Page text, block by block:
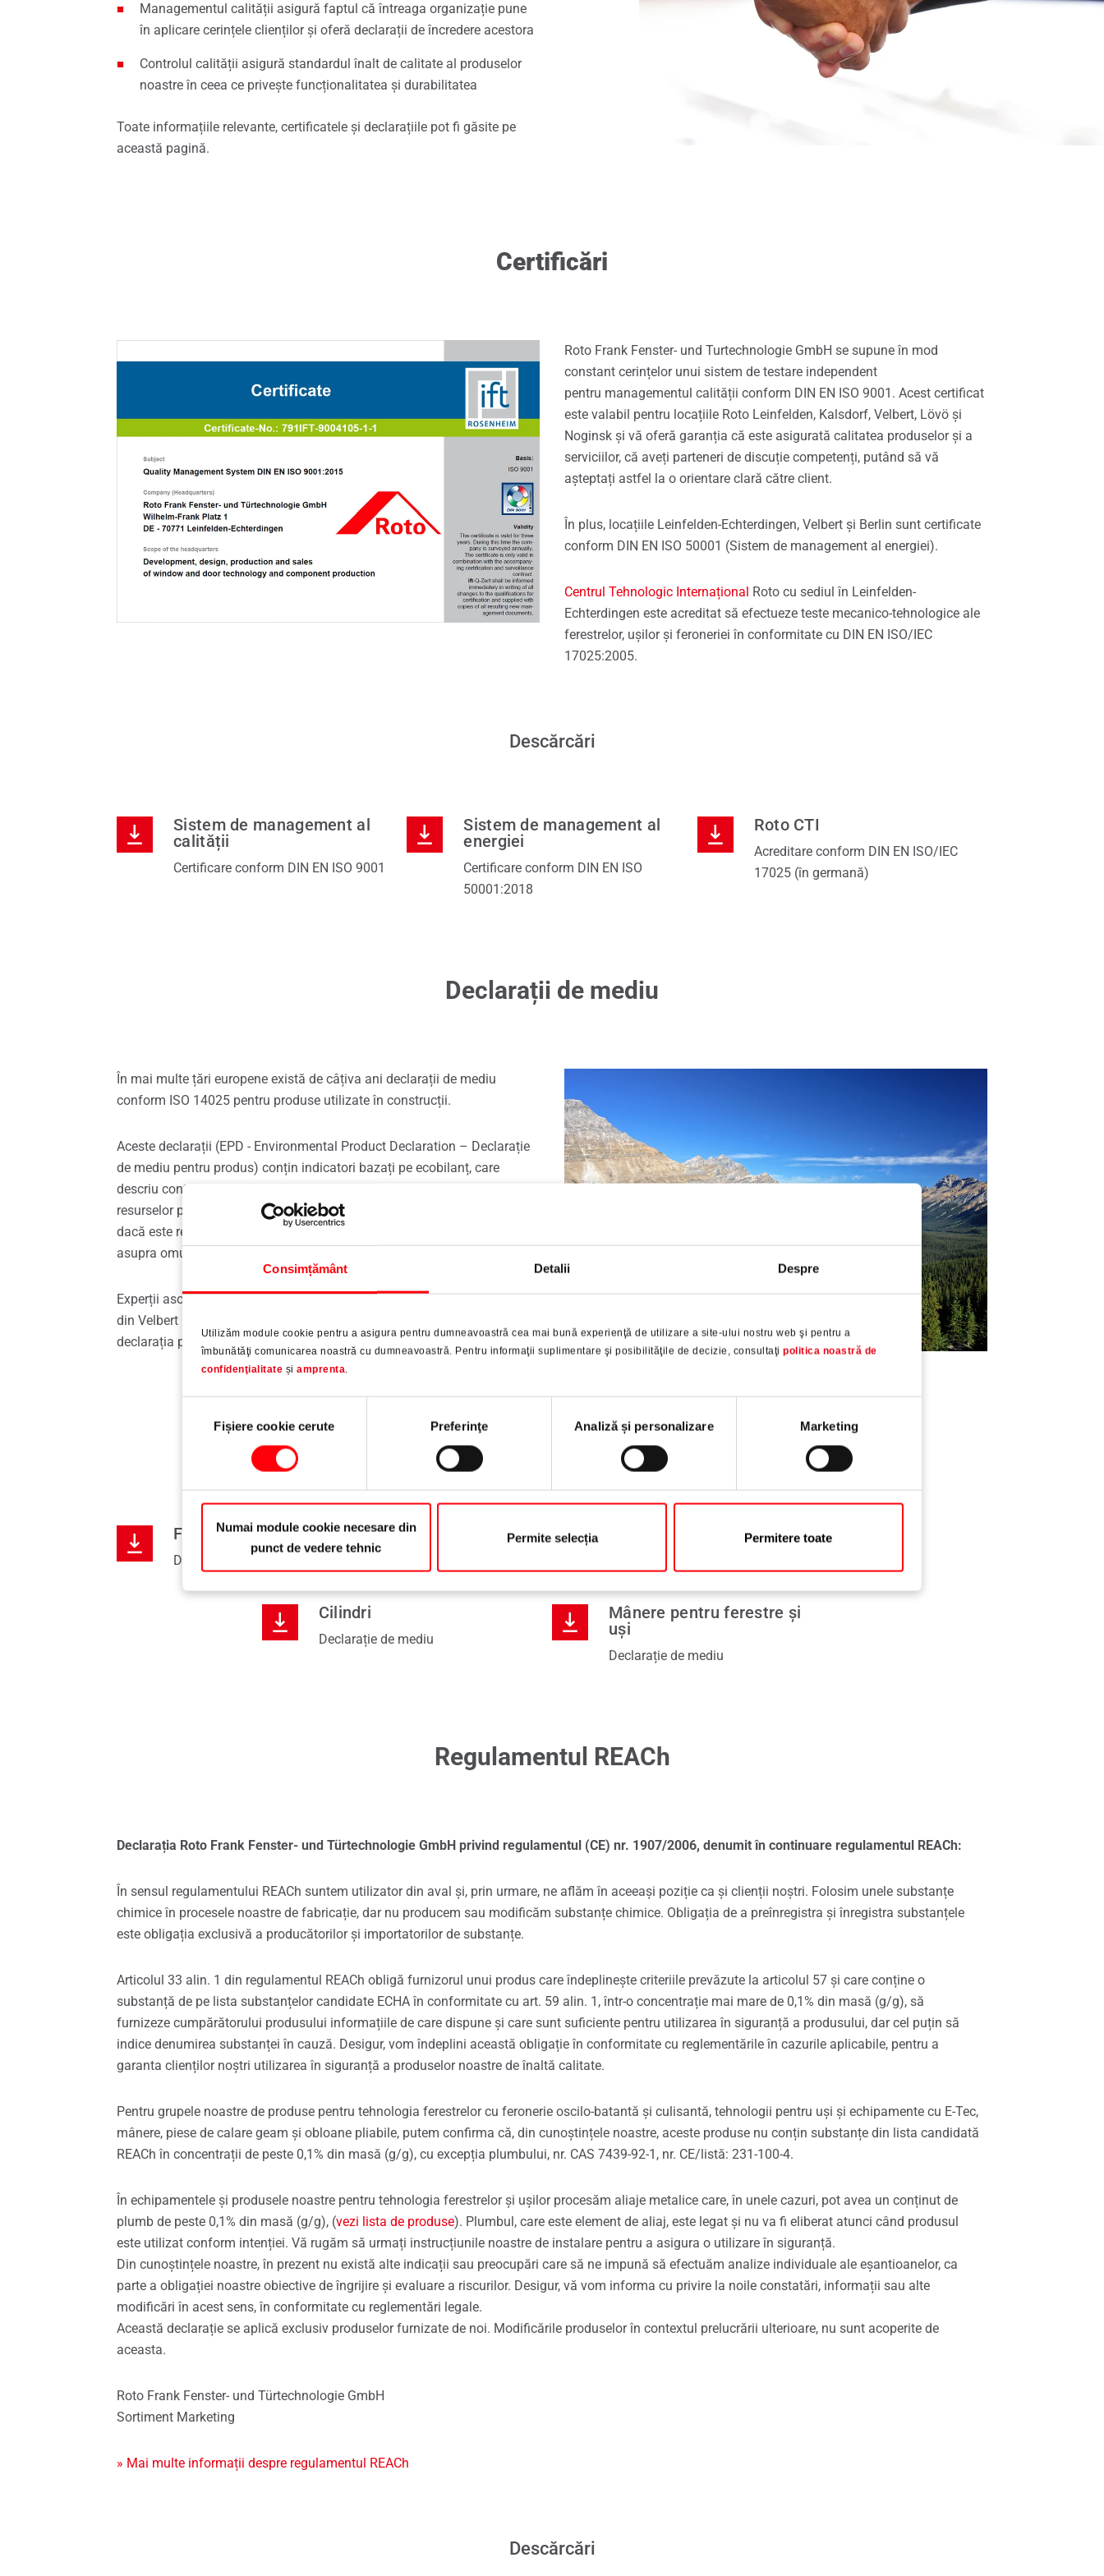
Consimțământ Detalii Despre
Utilizăm module cookie pentru a asigura pentru dumneavoastră cea mai bună experienţă de utilizare a site-ului nostru web şi pentru a
îmbunătăţi comunicarea noastră cu dumneavoastră. Pentru informaţii suplimentare şi posibilităţile de decizie, consultaţi politica noastră de
confidenţialitate și amprenta
consimțământului
Fișiere cookie cerute Preferinţe Analiză și personalizare Marketing
Numai module cookie necesare din
punct de vedere tehnic
Permite selecția Permitere toate
Piese de schimb Roto
Service pentru ferestre și uși
Managementul calității asigură faptul că întreaga organizație pune
în aplicare cerințele clienților și oferă declarații de încredere acestora
Controlul calității asigură standardul înalt de calitate al produselor
noastre în ceea ce privește funcționalitatea și durabilitatea
Toate informațiile relevante, certificatele și declarațiile pot fi găsite pe
această pagină.
Certificări
Roto Frank Fenster- und Turtechnologie GmbH se supune în mod
constant cerințelor unui sistem de testare independent
pentru managementul calității conform DIN EN ISO 9001. Acest certificat
este valabil pentru locațiile Roto Leinfelden, Kalsdorf, Velbert, Lövö și
Noginsk și vă oferă garanția că este asigurată calitatea produselor și a
serviciilor, că aveți parteneri de discuție competenți, putând să vă
așteptați astfel la o orientare clară către client.
În plus, locațiile Leinfelden-Echterdingen, Velbert și Berlin sunt certificate
conform DIN EN ISO 50001 (Sistem de management al energiei).
Centrul Tehnologic Internațional Roto cu sediul în Leinfelden-
Echterdingen este acreditat să efectueze teste mecanico-tehnologice ale
ferestrelor, ușilor și feroneriei în conformitate cu DIN EN ISO/IEC
17025:2005.
Descărcări
Sistem de management al
calității
Certificare conform DIN EN ISO 9001
Sistem de management al
energiei
Certificare conform DIN EN ISO
50001:2018
Roto CTI
Acreditare conform DIN EN ISO/IEC
17025 (în germană)
Declarații de mediu
În mai multe țări europene există de câțiva ani declarații de mediu
conform ISO 14025 pentru produse utilizate în construcții.
Aceste declarații (EPD - Environmental Product Declaration – Declarație
de mediu pentru produs) conțin indicatori bazați pe ecobilanț, care
descriu contribuția produselor la efectul de casă verde și la utilizarea
resurselor precum și la acidificarea, fertilizarea, formarea de smog și –
dacă este relevant – la utilizarea suprafeței și acțiunile toxice specifice
asupra omului și ecosistemului.
Experții asociației pentru industria sistemelor de închidere și feroneriei
din Velbert (Germania) au întocmit, împreună cu un institut independent,
declarația pentru produsele noastre.
Feronerie pentru ferestre
Declarație de mediu
Sisteme de închidere Balamale
Cilindri
Declarație de mediu
Mânere pentru ferestre și
uși
Declarație de mediu
Regulamentul REACh
Declarația Roto Frank Fenster- und Türtechnologie GmbH privind regulamentul (CE) nr. 1907/2006, denumit în continuare regulamentul REACh:
În sensul regulamentului REACh suntem utilizator din aval și, prin urmare, ne aflăm în aceeași poziție ca și clienții noștri. Folosim unele substanțe
chimice în procesele noastre de fabricație, dar nu producem sau modificăm substanțe chimice. Obligația de a preînregistra și înregistra substanțele
este obligația exclusivă a producătorilor și importatorilor de substanțe.
Articolul 33 alin. 1 din regulamentul REACh obligă furnizorul unui produs care îndeplinește criteriile prevăzute la articolul 57 și care conține o
substanță de pe lista substanțelor candidate ECHA în conformitate cu art. 59 alin. 1, într-o concentrație mai mare de 0,1% din masă (g/g), să
furnizeze cumpărătorului produsului informațiile de care dispune și care sunt suficiente pentru utilizarea în siguranță a produsului, dar cel puțin să
indice denumirea substanței în cauză. Desigur, vom îndeplini această obligație în conformitate cu reglementările în cazurile aplicabile, pentru a
garanta clienților noștri utilizarea în siguranță a produselor noastre de înaltă calitate.
Pentru grupele noastre de produse pentru tehnologia ferestrelor cu feronerie oscilo-batantă și culisantă, tehnologii pentru uși și echipamente cu E-Tec,
mânere, piese de calare geam și obloane pliabile, putem confirma că, din cunoștințele noastre, aceste produse nu conțin substanțe din lista candidată
REACh în concentrații de peste 0,1% din masă (g/g), cu excepția plumbului, nr. CAS 7439-92-1, nr. CE/listă: 231-100-4.
În echipamentele și produsele noastre pentru tehnologia ferestrelor și ușilor procesăm aliaje metalice care, în unele cazuri, pot avea un conținut de
plumb de peste 0,1% din masă (g/g), (vezi lista de produse). Plumbul, care este element de aliaj, este legat și nu va fi eliberat atunci când produsul
este utilizat conform intenției. Vă rugăm să urmați instrucțiunile noastre de instalare pentru a asigura o utilizare în siguranță.
Din cunoștințele noastre, în prezent nu există alte indicații sau preocupări care să ne impună să efectuăm analize individuale ale eșantioanelor, ca
parte a obligației noastre obiective de îngrijire și evaluare a riscurilor. Desigur, vă vom informa cu privire la noile constatări, informații sau alte
modificări în acest sens, în conformitate cu reglementări legale.
Această declarație se aplică exclusiv produselor furnizate de noi. Modificările produselor în contextul prelucrării ulterioare, nu sunt acoperite de
aceasta.
Roto Frank Fenster- und Türtechnologie GmbH
Sortiment Marketing
» Mai multe informații despre regulamentul REACh
Descărcări